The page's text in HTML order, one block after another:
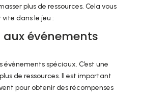
plus de ressources. Cela vous
dans le jeu :
aux événements
événements spéciaux. C’est une
de ressources. Il est important
pour obtenir des récompenses